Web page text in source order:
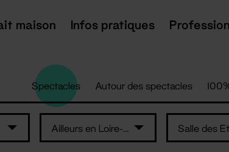
maison Infos pratiques
Spectacles Autour des spectacles
Ailleurs en Loire-Atlantique